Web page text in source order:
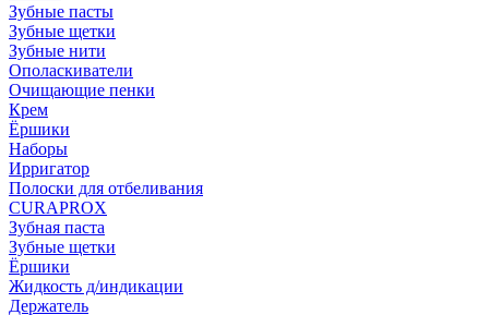
Зубные пасты
Зубные щетки
Зубные нити
Ополаскиватели
Очищающие пенки
Крем
Ёршики
Наборы
Ирригатор
Полоски для отбеливания
CURAPROX
Зубная паста
Зубные щетки
Ёршики
Жидкость д/индикации
Держатель